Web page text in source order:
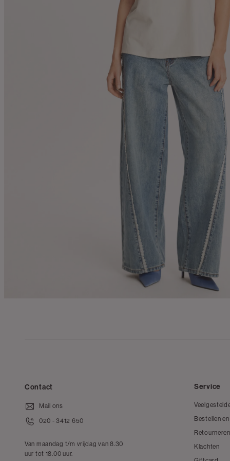
Contact
Mail ons
020 - 3412 650
Van maandag t/m vrijdag van 8.30
uur tot 18.00 uur.
Service
Bestellen
Klachten